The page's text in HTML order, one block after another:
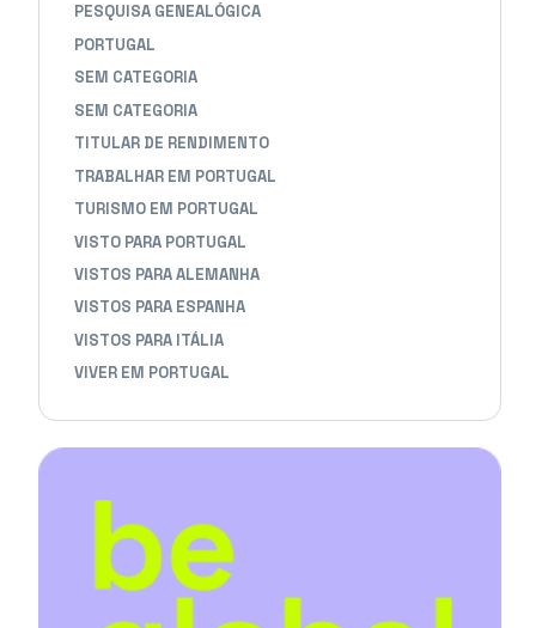
PESQUISA GENEALÓGICA
PORTUGAL
SEM CATEGORIA
SEM CATEGORIA
TITULAR DE RENDIMENTO
TRABALHAR EM PORTUGAL
TURISMO EM PORTUGAL
VISTO PARA PORTUGAL
VISTOS PARA ALEMANHA
VISTOS PARA ESPANHA
VISTOS PARA ITÁLIA
VIVER EM PORTUGAL